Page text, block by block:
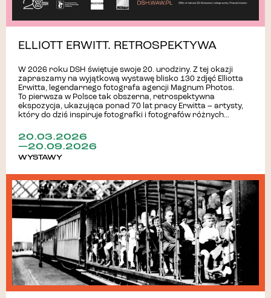
ELLIOTT ERWITT. RETROSPEKTYWA
W 2026 roku DSH świętuje swoje 20. urodziny. Z tej okazji
zapraszamy na wyjątkową wystawę blisko 130 zdjęć Elliotta
Erwitta, legendarnego fotografa agencji Magnum Photos.
To pierwsza w Polsce tak obszerna, retrospektywna
ekspozycja, ukazująca ponad 70 lat pracy Erwitta – artysty,
który do dziś inspiruje fotografki i fotografów różnych...
20.03.2026
—20.09.2026
WYSTAWY